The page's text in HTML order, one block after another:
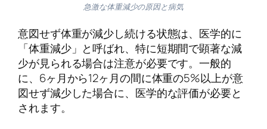
急激な体重減少の原因と病気
意図せず体重が減少し続ける状態は、医学的に
「体重減少」と呼ばれ、特に短期間で顕著な減
少が見られる場合は注意が必要です。一般的
に、6ヶ月から12ヶ月の間に体重の5%以上が意
図せず減少した場合に、医学的な評価が必要と
されます。